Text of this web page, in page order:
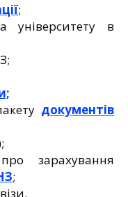
;
університету в
документів
зарахування
;